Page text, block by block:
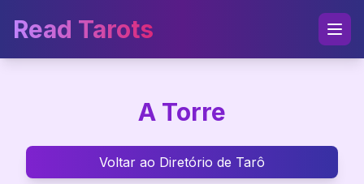
Read Tarots
A Torre
Voltar ao Diretório de Tarô